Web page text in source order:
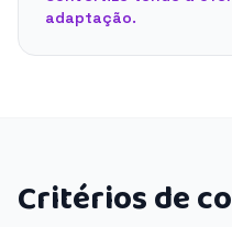
adaptação.
Critérios de